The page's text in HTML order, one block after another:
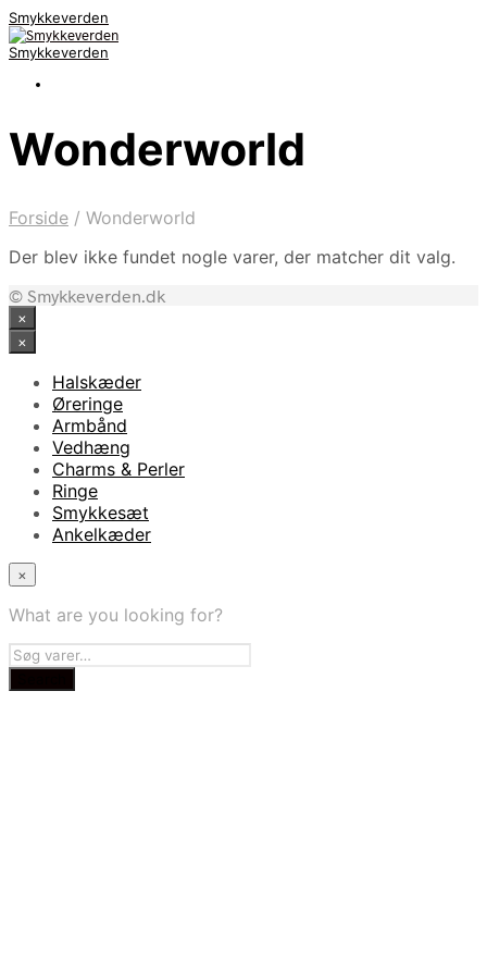
Smykkeverden
Smykkeverden
Wonderworld
Forside / Wonderworld
Der blev ikke fundet nogle varer, der matcher dit valg.
© Smykkeverden.dk
×
×
Halskæder
Øreringe
Armbånd
Vedhæng
Charms & Perler
Ringe
Smykkesæt
Ankelkæder
×
What are you looking for?